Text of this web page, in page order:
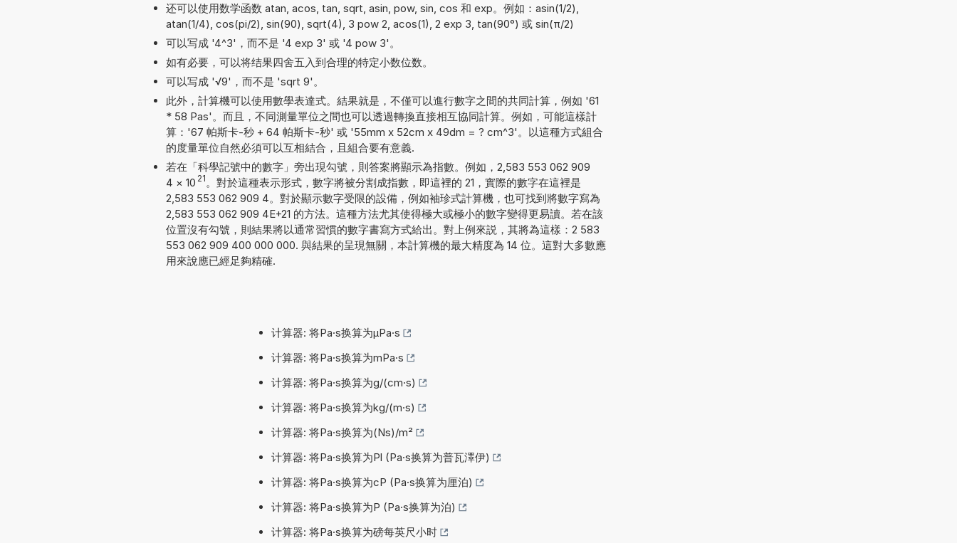
还可以使用数学函数 atan, acos, tan, sqrt, asin, pow, sin, cos 和 exp。例如：asin(1/2),
atan(1/4), cos(pi/2), sin(90), sqrt(4), 3 pow 2, acos(1), 2 exp 3, tan(90°) 或 sin(π/2)
可以写成 '4^3'，而不是 '4 exp 3' 或 '4 pow 3'。
如有必要，可以将结果四舍五入到合理的特定小数位数。
可以写成 '√9'，而不是 'sqrt 9'。
此外，計算機可以使用數學表達式。結果就是，不僅可以進行數字之間的共同計算，例如 '61
* 58 Pas'。而且，不同測量單位之間也可以透過轉換直接相互協同計算。例如，可能這樣計
算：'67 帕斯卡-秒 + 64 帕斯卡-秒' 或 '55mm x 52cm x 49dm = ? cm^3'。以這種方式組合
的度量單位自然必須可以互相結合，且組合要有意義.
若在「科學記號中的數字」旁出現勾號，則答案將顯示為指數。例如，2,583 553 062 909
4 × 10 21 。對於這種表示形式，數字將被分割成指數，即這裡的 21，實際的數字在這裡是
2,583 553 062 909 4。對於顯示數字受限的設備，例如袖珍式計算機，也可找到將數字寫為
2,583 553 062 909 4E+21 的方法。這種方法尤其使得極大或極小的數字變得更易讀。若在該
位置沒有勾號，則結果將以通常習慣的數字書寫方式給出。對上例來説，其將為這樣：2 583
553 062 909 400 000 000. 與結果的呈現無關，本計算機的最大精度為 14 位。這對大多數應
用來說應已經足夠精確.
计算器: 将Pa·s换算为µPa·s
计算器: 将Pa·s换算为mPa·s
计算器: 将Pa·s换算为g/(cm·s)
计算器: 将Pa·s换算为kg/(m·s)
计算器: 将Pa·s换算为(Ns)/m²
计算器: 将Pa·s换算为Pl (Pa·s换算为普瓦澤伊)
计算器: 将Pa·s换算为cP (Pa·s换算为厘泊)
计算器: 将Pa·s换算为P (Pa·s换算为泊)
计算器: 将Pa·s换算为磅每英尺小时